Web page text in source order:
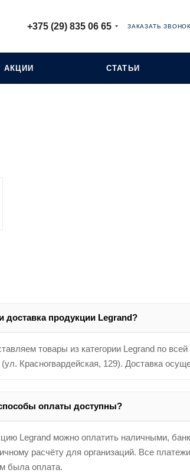
+375 (29) 835 06 65 ЗАКАЗАТЬ ЗВОНОК
АКЦИИ СТАТЬИ
доставка продукции Legrand?
товары из категории Legrand по
Красногвардейская, 129). Доставка
оплаты доступны?
Legrand можно оплатить наличными,
расчёту для организаций. Все
была оплата.